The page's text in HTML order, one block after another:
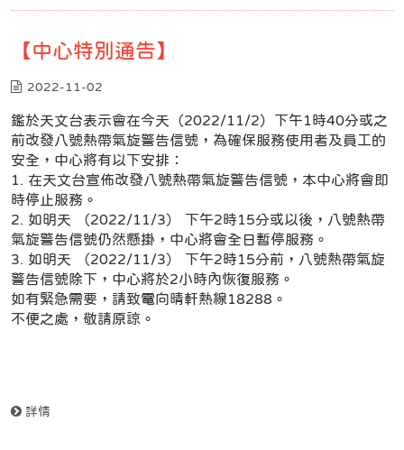
【中心特別通告】
2022-11-02
鑑於天文台表示會在今天（2022/11/2）下午1時40分或之
前改發八號熱帶氣旋警告信號，為確保服務使用者及員工的
安全，中心將有以下安排：
1. 在天文台宣佈改發八號熱帶氣旋警告信號，本中心將會即
時停止服務。
2. 如明天 （2022/11/3） 下午2時15分或以後，八號熱帶
氣旋警告信號仍然懸掛，中心將會全日暫停服務。
3. 如明天 （2022/11/3） 下午2時15分前，八號熱帶氣旋
警告信號除下，中心將於2小時內恢復服務。
如有緊急需要，請致電向晴軒熱線18288。
不便之處，敬請原諒。
詳情